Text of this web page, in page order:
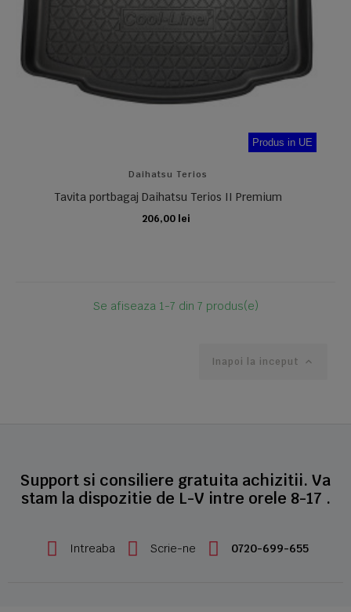
Produs in UE
Daihatsu Terios
Tavita portbagaj Daihatsu Terios II Premium
206,00 lei
ADAUGA IN COS
Se afiseaza 1-7 din 7 produs(e)
Inapoi la inceput 
Support si consiliere gratuita achizitii. Va
stam la dispozitie de L-V intre orele 8-17 .
Intreaba Scrie-ne 0720-699-655